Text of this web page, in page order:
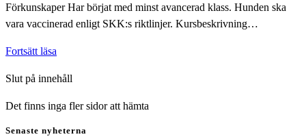
Förkunskaper Har börjat med minst avancerad klass. Hunden ska
vara vaccinerad enligt SKK:s riktlinjer. Kursbeskrivning…
Fortsätt läsa
avancerade/mästare
Slut på innehåll
Det finns inga fler sidor att hämta
Senaste nyheterna